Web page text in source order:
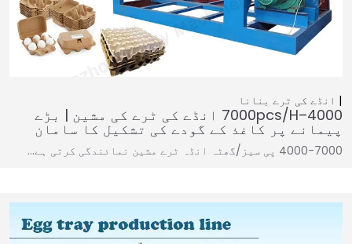
انڈے کی ٹرے بنانا
4000–7000pcs/h انڈے کی ٹرے کی مشین | بڑے
پیمانے پر کاغذ کے گودے کی تشکیل کا سامان
4000-7000 پی سیز/گھٹہ انڈہ ٹرے مشین نمائندگی کرتی ہے…